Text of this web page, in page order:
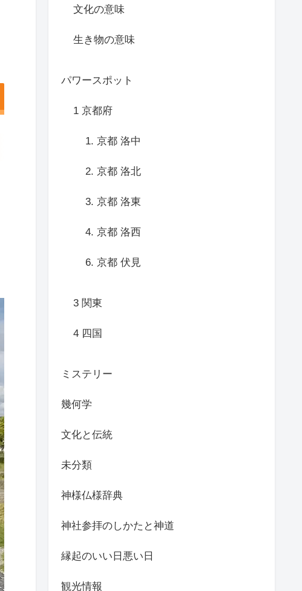
文化の意味
生き物の意味
パワースポット
1 京都府
1. 京都 洛中
2. 京都 洛北
3. 京都 洛東
4. 京都 洛西
6. 京都 伏見
3 関東
4 四国
ミステリー
幾何学
文化と伝統
未分類
神様仏様辞典
神社参拝のしかたと神道
縁起のいい日悪い日
観光情報